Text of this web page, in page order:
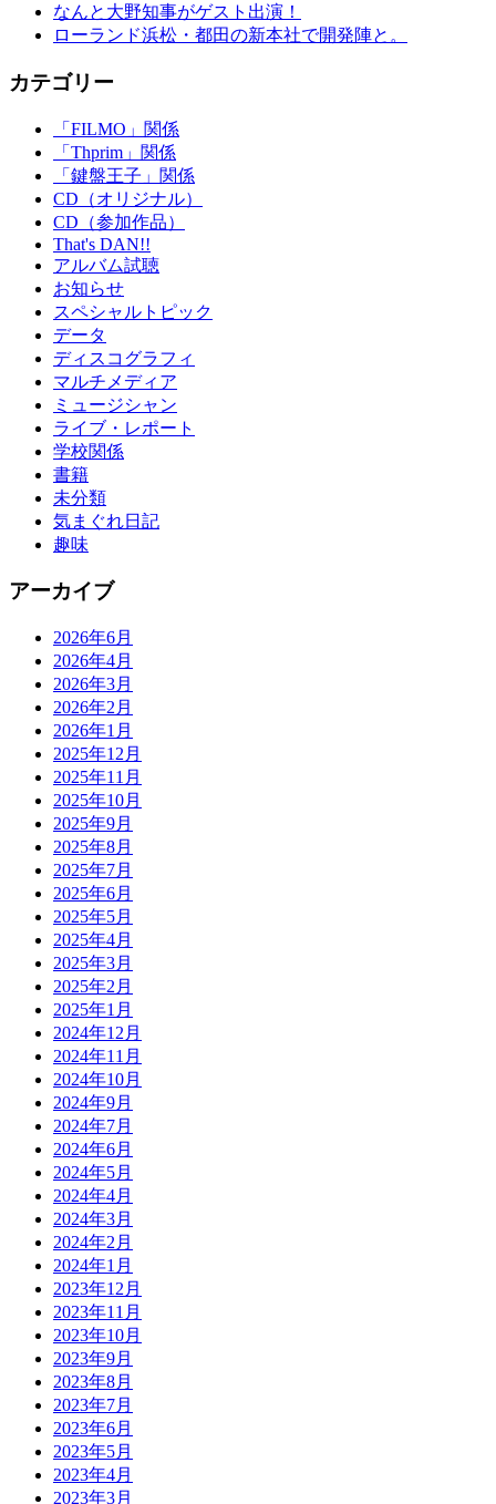
なんと大野知事がゲスト出演！
ローランド浜松・都田の新本社で開発陣と。
カテゴリー
「FILMO」関係
「Thprim」関係
「鍵盤王子」関係
CD（オリジナル）
CD（参加作品）
That's DAN!!
アルバム試聴
お知らせ
スペシャルトピック
データ
ディスコグラフィ
マルチメディア
ミュージシャン
ライブ・レポート
学校関係
書籍
未分類
気まぐれ日記
趣味
アーカイブ
2026年6月
2026年4月
2026年3月
2026年2月
2026年1月
2025年12月
2025年11月
2025年10月
2025年9月
2025年8月
2025年7月
2025年6月
2025年5月
2025年4月
2025年3月
2025年2月
2025年1月
2024年12月
2024年11月
2024年10月
2024年9月
2024年7月
2024年6月
2024年5月
2024年4月
2024年3月
2024年2月
2024年1月
2023年12月
2023年11月
2023年10月
2023年9月
2023年8月
2023年7月
2023年6月
2023年5月
2023年4月
2023年3月